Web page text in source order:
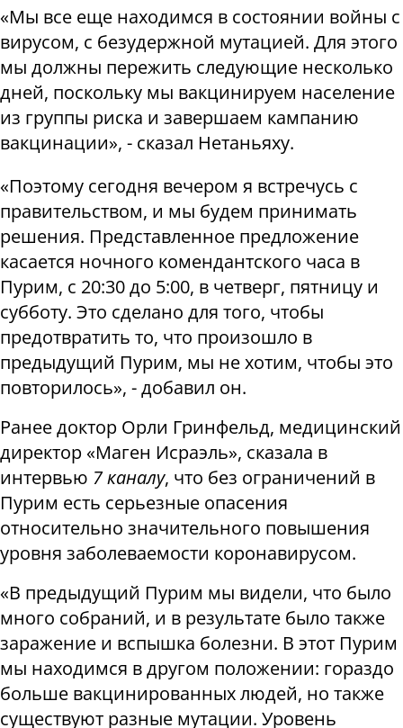
«Мы все еще находимся в состоянии войны с
вирусом, с безудержной мутацией. Для этого
мы должны пережить следующие несколько
дней, поскольку мы вакцинируем население
из группы риска и завершаем кампанию
вакцинации», - сказал Нетаньяху.
«Поэтому сегодня вечером я встречусь с
правительством, и мы будем принимать
решения. Представленное предложение
касается ночного комендантского часа в
Пурим, с 20:30 до 5:00, в четверг, пятницу и
субботу. Это сделано для того, чтобы
предотвратить то, что произошло в
предыдущий Пурим, мы не хотим, чтобы это
повторилось», - добавил он.
Ранее доктор Орли Гринфельд, медицинский
директор «Маген Исраэль», сказала в
интервью 7 каналу, что без ограничений в
Пурим есть серьезные опасения
относительно значительного повышения
уровня заболеваемости коронавирусом.
«В предыдущий Пурим мы видели, что было
много собраний, и в результате было также
заражение и вспышка болезни. В этот Пурим
мы находимся в другом положении: гораздо
больше вакцинированных людей, но также
существуют разные мутации. Уровень